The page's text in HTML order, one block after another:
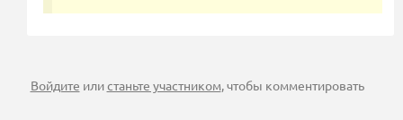
Войдите илистаньте участником, чтобы комментировать